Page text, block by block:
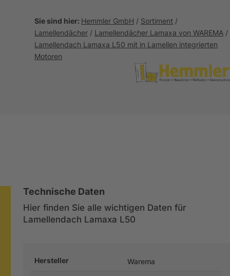
Sie sind hier: Hemmler GmbH / Sortiment /
Lamellendächer / Lamellendächer Lamaxa von WAREMA /
Lamellendach Lamaxa L50 mit in Lamellen integrierten
Motoren
Technische Daten
Hier finden Sie alle wichtigen Daten für
Lamellendach Lamaxa L50
Hersteller Warema